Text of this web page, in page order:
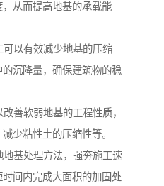
从而提高地基的承载能
以有效减少地基的压缩
沉降量，确保建筑物的稳
善软弱地基的工程性质，
少粘性土的压缩性等。
基处理方法，强夯施工速
间内完成大面积的加固处